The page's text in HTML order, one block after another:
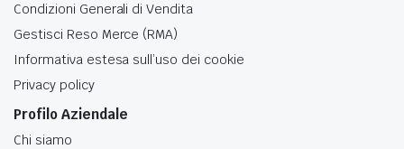
Condizioni Generali di Vendita
Gestisci Reso Merce (RMA)
Informativa estesa sull’uso dei cookie
Privacy policy
Profilo Aziendale
Chi siamo